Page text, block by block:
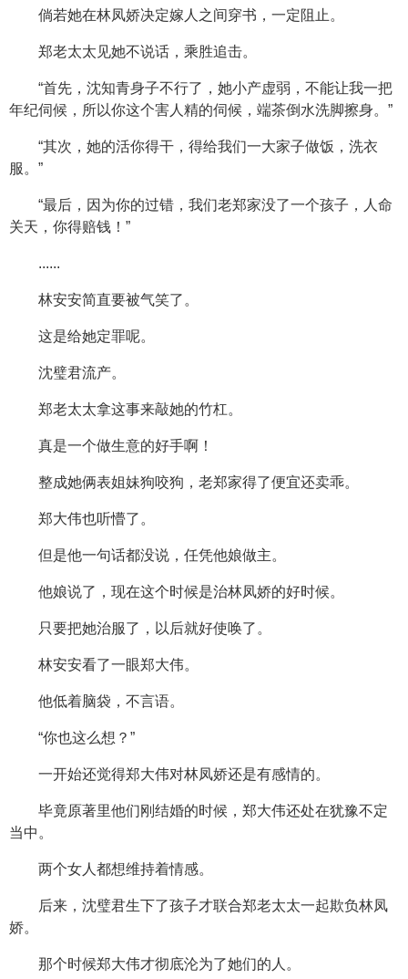
倘若她在林凤娇决定嫁人之间穿书，一定阻止。
郑老太太见她不说话，乘胜追击。
“首先，沈知青身子不行了，她小产虚弱，不能让我一把
年纪伺候，所以你这个害人精的伺候，端茶倒水洗脚擦身。”
“其次，她的活你得干，得给我们一大家子做饭，洗衣
服。”
“最后，因为你的过错，我们老郑家没了一个孩子，人命
关天，你得赔钱！”
......
林安安简直要被气笑了。
这是给她定罪呢。
沈璧君流产。
郑老太太拿这事来敲她的竹杠。
真是一个做生意的好手啊！
整成她俩表姐妹狗咬狗，老郑家得了便宜还卖乖。
郑大伟也听懵了。
但是他一句话都没说，任凭他娘做主。
他娘说了，现在这个时候是治林凤娇的好时候。
只要把她治服了，以后就好使唤了。
林安安看了一眼郑大伟。
他低着脑袋，不言语。
“你也这么想？”
一开始还觉得郑大伟对林凤娇还是有感情的。
毕竟原著里他们刚结婚的时候，郑大伟还处在犹豫不定
当中。
两个女人都想维持着情感。
后来，沈璧君生下了孩子才联合郑老太太一起欺负林凤
娇。
那个时候郑大伟才彻底沦为了她们的人。